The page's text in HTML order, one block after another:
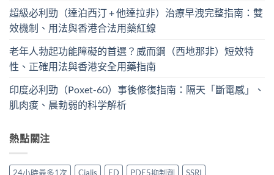
超級必利勁（達泊西汀 + 他達拉非）治療早洩完整指南：雙
效機制、用法與香港合法用藥紅線
老年人勃起功能障礙的首選？威而鋼（西地那非）短效特
性、正確用法與香港安全用藥指南
印度必利勁（Poxet-60）事後修復指南：隔天「斷電感」、
肌肉痠、晨勃弱的科学解析
熱點關注
24小時最多1次 Cialis ED PDE5抑制劑
SSRI